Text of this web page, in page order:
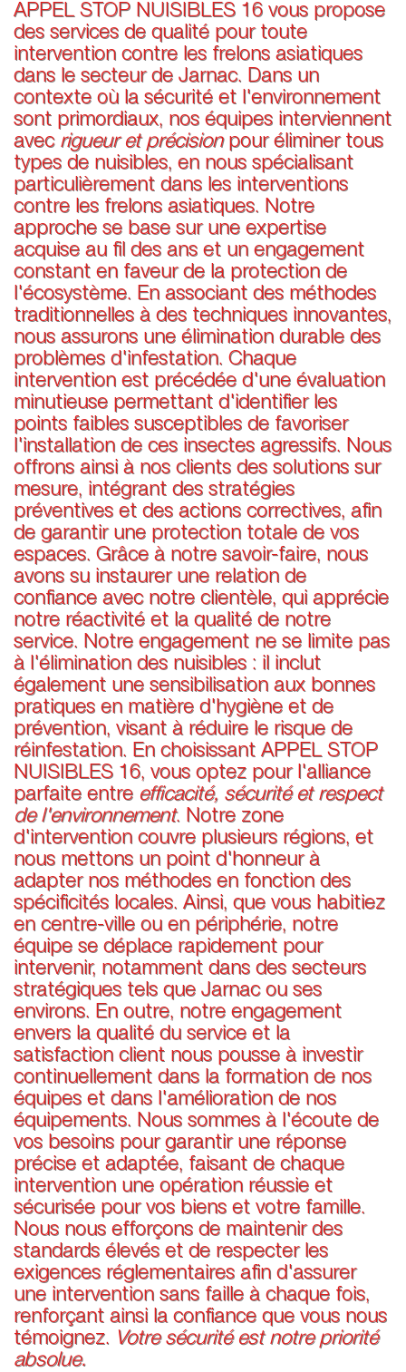
APPEL STOP NUISIBLES 16 vous propose
des services de qualité pour toute
intervention contre les frelons asiatiques
dans le secteur de Jarnac. Dans un
contexte où la sécurité et l'environnement
sont primordiaux, nos équipes interviennent
avec rigueur et précisionpour éliminer tous
types de nuisibles, en nous spécialisant
particulièrement dans les interventions
contre les frelons asiatiques. Notre
approche se base sur une expertise
acquise au fil des ans et un engagement
constant en faveur de la protection de
l'écosystème. En associant des méthodes
traditionnelles à des techniques innovantes,
nous assurons une élimination durable des
problèmes d'infestation. Chaque
intervention est précédée d'une évaluation
minutieuse permettant d'identifier les
points faibles susceptibles de favoriser
l'installation de ces insectes agressifs. Nous
offrons ainsi à nos clients des solutions sur
mesure, intégrant des stratégies
préventives et des actions correctives, afin
de garantir une protection totale de vos
espaces. Grâce à notre savoir-faire, nous
avons su instaurer une relation de
confiance avec notre clientèle, qui apprécie
notre réactivité et la qualité de notre
service. Notre engagement ne se limite pas
à l'élimination des nuisibles : il inclut
également une sensibilisation aux bonnes
pratiques en matière d'hygiène et de
prévention, visant à réduire le risque de
réinfestation. En choisissant APPEL STOP
NUISIBLES 16, vous optez pour l'alliance
parfaite entre efficacité, sécurité et respect
de l'environnement. Notre zone
d'intervention couvre plusieurs régions, et
nous mettons un point d'honneur à
adapter nos méthodes en fonction des
spécificités locales. Ainsi, que vous habitiez
en centre-ville ou en périphérie, notre
équipe se déplace rapidement pour
intervenir, notamment dans des secteurs
stratégiques tels que Jarnac ou ses
environs. En outre, notre engagement
envers la qualité du service et la
satisfaction client nous pousse à investir
continuellement dans la formation de nos
équipes et dans l'amélioration de nos
équipements. Nous sommes à l'écoute de
vos besoins pour garantir une réponse
précise et adaptée, faisant de chaque
intervention une opération réussie et
sécurisée pour vos biens et votre famille.
Nous nous efforçons de maintenir des
standards élevés et de respecter les
exigences réglementaires afin d'assurer
une intervention sans faille à chaque fois,
renforçant ainsi la confiance que vous nous
témoignez. Votre sécurité est notre priorité
absolue.